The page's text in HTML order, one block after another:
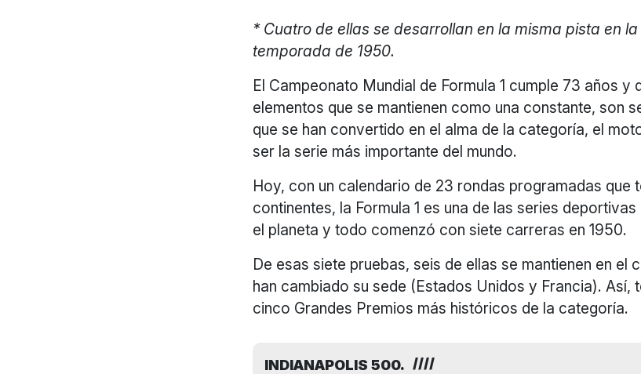
* Cuatro de ellas se desarrollan en la misma pista en
temporada de 1950.
El Campeonato Mundial de Formula 1 cumple 73 años y
elementos que se mantienen como una constante, son
que se han convertido en el alma de la categoría, el
ser la serie más importante del mundo.
Hoy, con un calendario de 23 rondas programadas que
continentes, la Formula 1 es una de las series
el planeta y todo comenzó con siete carreras en 1950.
De esas siete pruebas, seis de ellas se mantienen en el
han cambiado su sede (Estados Unidos y Francia). Así,
cinco Grandes Premios más históricos de la categoría.
INDIANAPOLIS 500.